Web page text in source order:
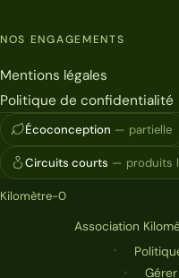
NOS ENGAGEMENTS
Mentions légales
Politique de confidentialité
Écoconception — partielle
Circuits courts — produits
Kilomètre-0
Association